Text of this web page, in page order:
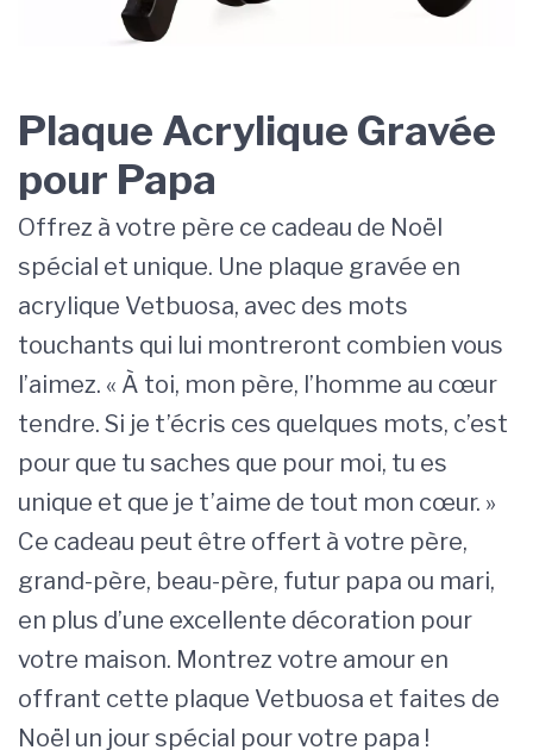
Plaque Acrylique Gravée
pour Papa
Offrez à votre père ce cadeau de Noël
spécial et unique. Une plaque gravée en
acrylique Vetbuosa, avec des mots
touchants qui lui montreront combien vous
l’aimez. « À toi, mon père, l’homme au cœur
tendre. Si je t’écris ces quelques mots, c’est
pour que tu saches que pour moi, tu es
unique et que je t’aime de tout mon cœur. »
Ce cadeau peut être offert à votre père,
grand-père, beau-père, futur papa ou mari,
en plus d’une excellente décoration pour
votre maison. Montrez votre amour en
offrant cette plaque Vetbuosa et faites de
Noël un jour spécial pour votre papa !